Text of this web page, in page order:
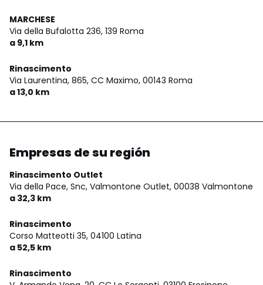
MARCHESE
Via della Bufalotta 236, 139 Roma
a 9,1 km
Rinascimento
Via Laurentina, 865, CC Maximo, 00143 Roma
a 13,0 km
Empresas de su región
Rinascimento Outlet
Via della Pace, Snc, Valmontone Outlet, 00038 Valmontone
a 32,3 km
Rinascimento
Corso Matteotti 35, 04100 Latina
a 52,5 km
Rinascimento